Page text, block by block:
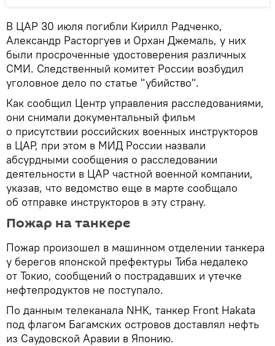
В ЦАР 30 июля погибли Кирилл Радченко,
Александр Расторгуев и Орхан Джемаль, у них
были просроченные удостоверения различных
СМИ. Следственный комитет России возбудил
уголовное дело по статье "убийство".
Как сообщил Центр управления расследованиями,
они снимали документальный фильм
о присутствии российских военных инструкторов
в ЦАР, при этом в МИД России назвали
абсурдными сообщения о расследовании
деятельности в ЦАР частной военной компании,
указав, что ведомство еще в марте сообщало
об отправке инструкторов в эту страну.
Пожар на танкере
Пожар произошел в машинном отделении танкера
у берегов японской префектуры Тиба недалеко
от Токио, сообщений о пострадавших и утечке
нефтепродуктов не поступало.
По данным телеканала NHK, танкер Front Hakata
под флагом Багамских островов доставлял нефть
из Саудовской Аравии в Японию.